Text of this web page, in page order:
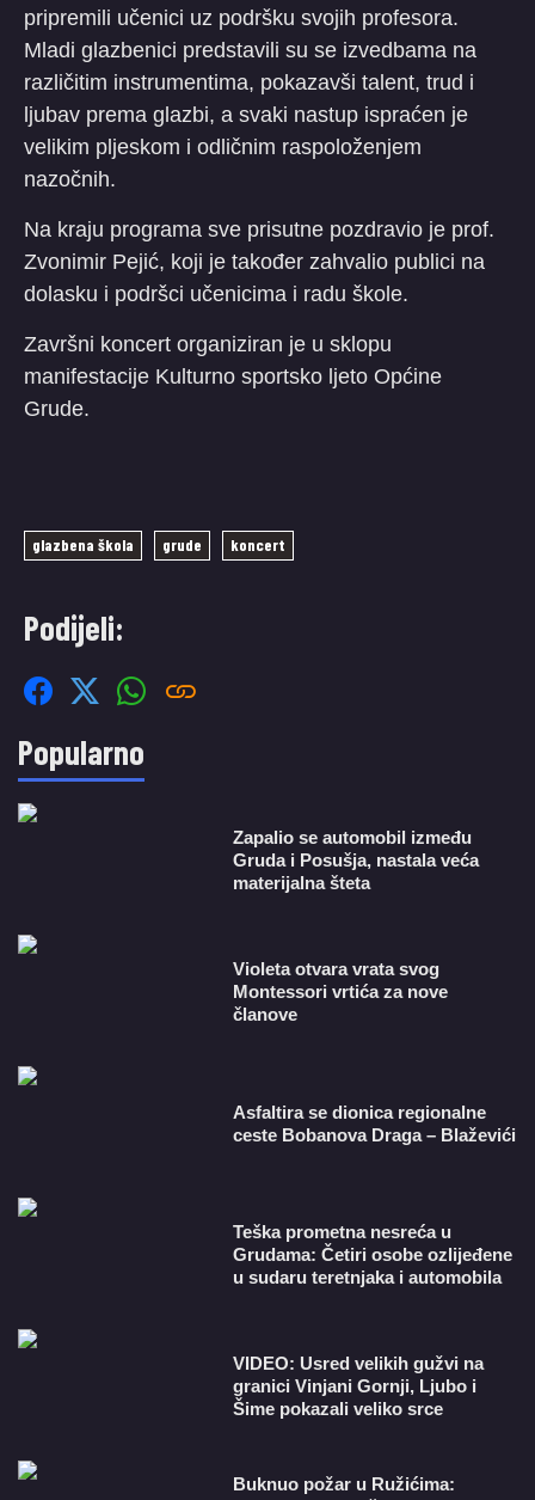
pripremili učenici uz podršku svojih profesora.
Mladi glazbenici predstavili su se izvedbama na
različitim instrumentima, pokazavši talent, trud i
ljubav prema glazbi, a svaki nastup ispraćen je
velikim pljeskom i odličnim raspoloženjem
nazočnih.
Na kraju programa sve prisutne pozdravio je prof.
Zvonimir Pejić, koji je također zahvalio publici na
dolasku i podršci učenicima i radu škole.
Završni koncert organiziran je u sklopu
manifestacije Kulturno sportsko ljeto Općine
Grude.
glazbena škola grude koncert
Podijeli:
Popularno
Zapalio se automobil između
Gruda i Posušja, nastala veća
materijalna šteta
Violeta otvara vrata svog
Montessori vrtića za nove
članove
Asfaltira se dionica regionalne
ceste Bobanova Draga – Blaževići
Teška prometna nesreća u
Grudama: Četiri osobe ozlijeđene
u sudaru teretnjaka i automobila
VIDEO: Usred velikih gužvi na
granici Vinjani Gornji, Ljubo i
Šime pokazali veliko srce
Buknuo požar u Ružićima: